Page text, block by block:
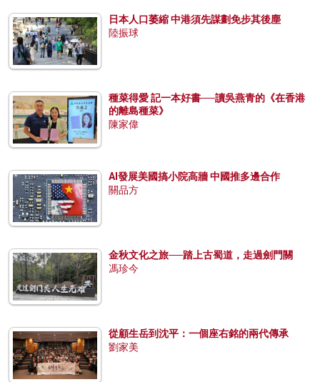
日本人口萎縮 中港須先謀劃免步其後塵
陸振球
種菜得愛 記一本好書──讀吳燕青的《在香港
的離島種菜》
陳家偉
AI發展美國搞小院高牆 中國推多邊合作
關品方
金秋文化之旅──踏上古蜀道，走過劍門關
馮珍今
從顧生岳到沈平：一個座右銘的兩代傳承
劉家美